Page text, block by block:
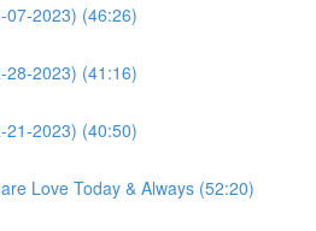
07-2023) (46:26)
28-2023) (41:16)
21-2023) (40:50)
Love Today & Always (52:20)